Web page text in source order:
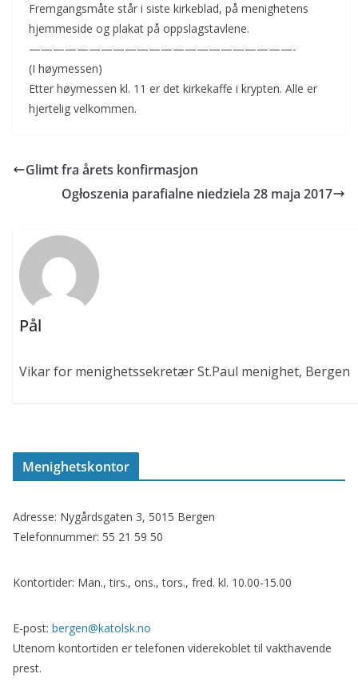
Fremgangsmåte står i siste kirkeblad, på menighetens
hjemmeside og plakat på oppslagstavlene.
——————————————————————-
(I høymessen)
Etter høymessen kl. 11 er det kirkekaffe i krypten. Alle er
hjertelig velkommen.
Glimt fra årets konfirmasjon
Ogłoszenia parafialne niedziela 28 maja 2017
Pål
Vikar for menighetssekretær St.Paul menighet, Bergen
Menighetskontor
Adresse: Nygårdsgaten 3, 5015 Bergen
Telefonnummer: 55 21 59 50
Kontortider: Man., tirs., ons., tors., fred. kl. 10.00-15.00
E-post: bergen@katolsk.no
Utenom kontortiden er telefonen viderekoblet til vakthavende
prest.